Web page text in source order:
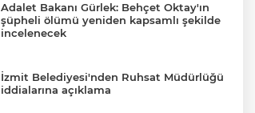
Adalet Bakanı Gürlek: Behçet Oktay'ın
şüpheli ölümü yeniden kapsamlı şekilde
incelenecek
İzmit Belediyesi'nden Ruhsat Müdürlüğü
iddialarına açıklama